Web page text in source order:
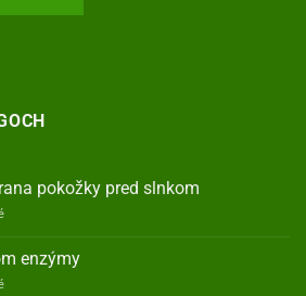
pokožky pred slnkom
na
pokožky
pred
enzýmy
na